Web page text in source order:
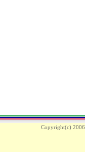
Copyright(c) 2006